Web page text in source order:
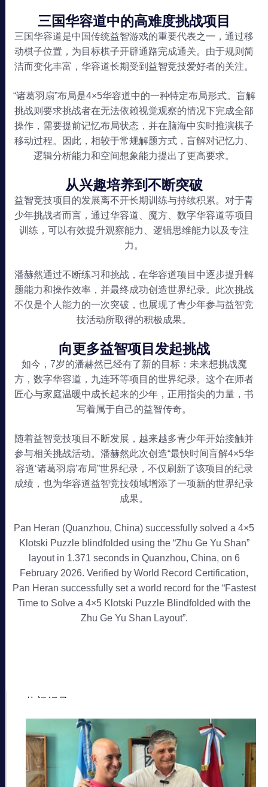
三国华容道中的高难度挑战项目
三国华容道是中国传统益智游戏的重要代表之一，通过移
动棋子位置，为目标棋子开辟通路完成通关。由于规则简
洁而变化丰富，华容道长期受到益智竞技爱好者的关注。
“诸葛羽扇”布局是4×5华容道中的一种特定布局形式。盲解
挑战则要求挑战者在无法依赖视觉观察的情况下完成全部
操作，需要提前记忆布局状态，并在脑海中实时推演棋子
移动过程。因此，相较于常规解题方式，盲解对记忆力、
逻辑分析能力和空间想象能力提出了更高要求。
从兴趣培养到不断突破
益智竞技项目的发展离不开长期训练与持续积累。对于青
少年挑战者而言，通过华容道、魔方、数字华容道等项目
训练，可以有效提升观察能力、逻辑思维能力以及专注
力。
潘赫然通过不断练习和挑战，在华容道项目中逐步提升解
题能力和操作效率，并最终成功创造世界纪录。此次挑战
不仅是个人能力的一次突破，也展现了青少年参与益智竞
技活动所取得的积极成果。
向更多益智项目发起挑战
如今，7岁的潘赫然已经有了新的目标：未来想挑战魔
方，数字华容道，九连环等项目的世界纪录。这个在师者
匠心与家庭温暖中成长起来的少年，正用指尖的力量，书
写着属于自己的益智传奇。
随着益智竞技项目不断发展，越来越多青少年开始接触并
参与相关挑战活动。潘赫然此次创造“最快时间盲解4×5华
容道‘诸葛羽扇’布局”世界纪录，不仅刷新了该项目的纪录
成绩，也为华容道益智竞技领域增添了一项新的世界纪录
成果。
Pan Heran (Quanzhou, China) successfully solved a 4×5
Klotski Puzzle blindfolded using the “Zhu Ge Yu Shan”
layout in 1.371 seconds in Quanzhou, China, on 6
February 2026. Verified by World Record Certification,
Pan Heran successfully set a world record for the “Fastest
Time to Solve a 4×5 Klotski Puzzle Blindfolded with the
Zhu Ge Yu Shan Layout”.
热门纪录